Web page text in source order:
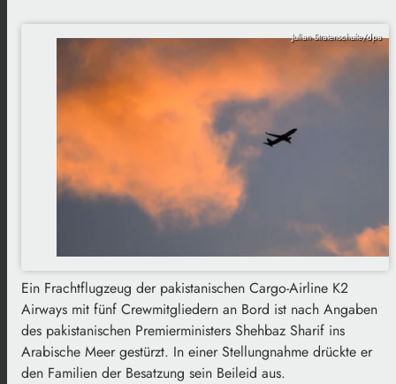
Julian Stratenschulte/dpa
Ein Frachtflugzeug der pakistanischen Cargo-Airline K2
Airways mit fünf Crewmitgliedern an Bord ist nach Angaben
des pakistanischen Premierministers Shehbaz Sharif ins
Arabische Meer gestürzt. In einer Stellungnahme drückte er
den Familien der Besatzung sein Beileid aus.